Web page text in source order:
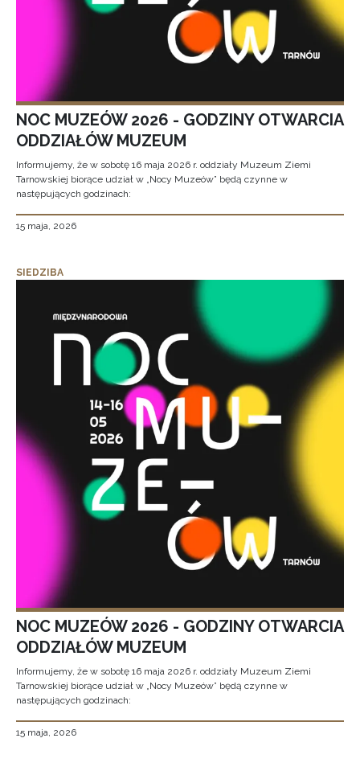
NOC MUZEÓW 2026 - GODZINY OTWARCIA
ODDZIAŁÓW MUZEUM
Informujemy, że w sobotę 16 maja 2026 r. oddziały Muzeum Ziemi
Tarnowskiej biorące udział w „Nocy Muzeów” będą czynne w
następujących godzinach:
15 maja, 2026
SIEDZIBA
NOC MUZEÓW 2026 - GODZINY OTWARCIA
ODDZIAŁÓW MUZEUM
Informujemy, że w sobotę 16 maja 2026 r. oddziały Muzeum Ziemi
Tarnowskiej biorące udział w „Nocy Muzeów” będą czynne w
następujących godzinach:
15 maja, 2026